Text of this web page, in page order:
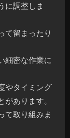
に調整しま
て留まったり
細密な作業に
やタイミング
あります。
て取り組みま